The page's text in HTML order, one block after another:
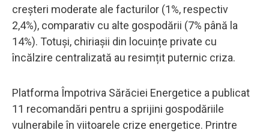
creșteri moderate ale facturilor (1%, respectiv
2,4%), comparativ cu alte gospodării (7% până la
14%). Totuși, chiriașii din locuințe private cu
încălzire centralizată au resimțit puternic criza.
Platforma Împotriva Sărăciei Energetice a publicat
11 recomandări pentru a sprijini gospodăriile
vulnerabile în viitoarele crize energetice. Printre